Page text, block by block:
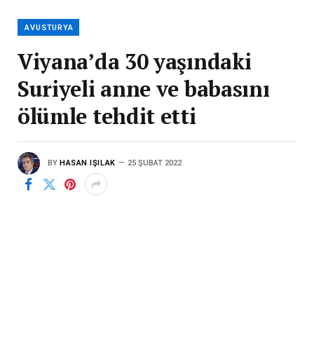
AVUSTURYA
Viyana’da 30 yaşındaki
Suriyeli anne ve babasını
ölümle tehdit etti
BY HASAN IŞILAK 25 ŞUBAT 2022